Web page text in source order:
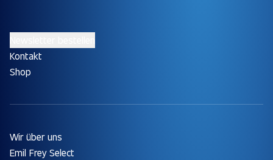
Kontakt
Shop
Wir über uns
Emil Frey Select